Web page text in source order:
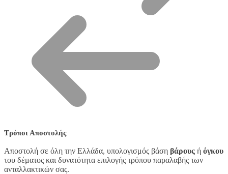
Τρόποι Αποστολής
Αποστολή σε όλη την Ελλάδα, υπολογισμός βάση βάρους ή όγκου
του δέματος και δυνατότητα επιλογής τρόπου παραλαβής των
ανταλλακτικών σας.